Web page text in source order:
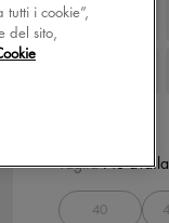
Taglia No
40
i cookie”,
del sito,